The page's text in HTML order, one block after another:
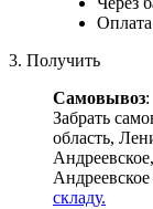
Оплата
3. Получить
Самовывоз:
Забрать
область,
Андреевское
складу.